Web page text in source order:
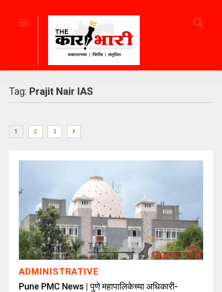
Tag: Prajit Nair IAS
1 2 3
ADMINISTRATIVE
Pune PMC News | पुणे महापालिकेच्या अधिकारी-